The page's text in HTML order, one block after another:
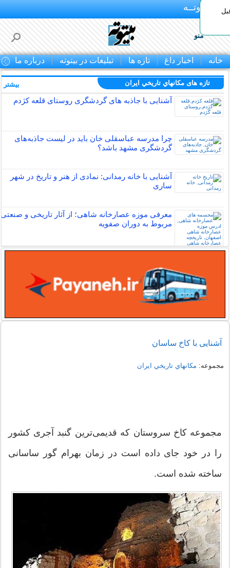
بـیتوتــه
منو
خانه اخبار داغ تازه ها تبلیغات در بیتوته درباره ما
تازه های مكانهاي تاريخي ايران
آشنایی با جاذبه های گردشگری روستای قلعه کژدم
چرا مدرسه عباسقلی خان باید در لیست جاذبه‌های
گردشگری مشهد باشد؟
آشنایی با خانه رمدانی: نمادی از هنر و تاریخ در شهر
ساری
معرفی موزه عصارخانه شاهی؛ از آثار تاریخی و صنعتی
مربوط به دوران صفویه
بیشتر
آشنایی با کاخ ساسان
مجموعه: مكانهاي تاريخي ايران
مجموعه کاخ سروستان که قدیمی‌ترین گنبد آجری کشور
را در خود جای داده است در زمان بهرام گور ساسانی
ساخته شده است.